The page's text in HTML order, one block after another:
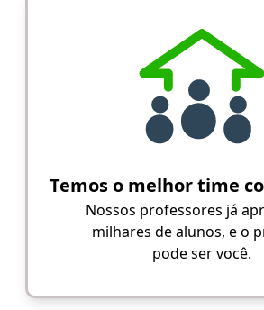
Temos o melhor time
Nossos professores já
milhares de alunos, e o
pode ser você.